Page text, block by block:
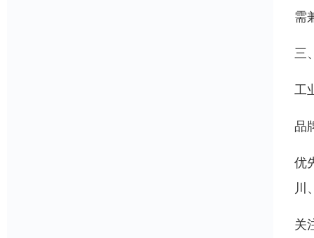
需
三
工
品
优
川
关